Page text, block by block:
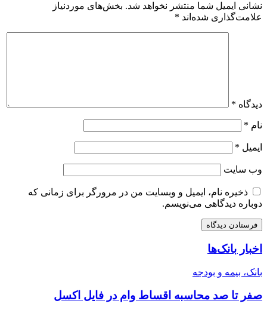
نشانی ایمیل شما منتشر نخواهد شد. بخش‌های موردنیاز
علامت‌گذاری شده‌اند *
دیدگاه *
نام *
ایمیل *
وب‌ سایت
ذخیره نام، ایمیل و وبسایت من در مرورگر برای زمانی که
دوباره دیدگاهی می‌نویسم.
اخبار بانک‌ها
بانک، بیمه و بودجه
صفر تا صد محاسبه اقساط وام در فایل اکسل